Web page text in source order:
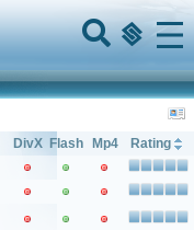
Menu
DivX Flash Mp4
Rating